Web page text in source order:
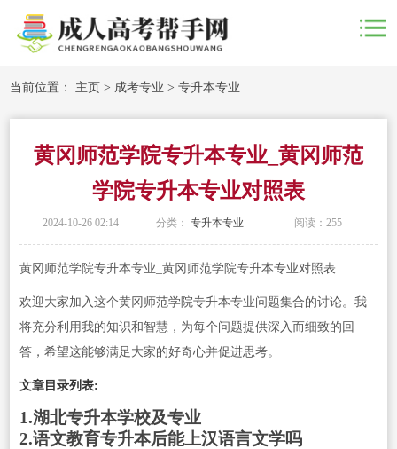
当前位置： 主页 > 成考专业 >专升本专业
黄冈师范学院专升本专业_黄冈师范
学院专升本专业对照表
2024-10-26 02:14 分类：专升本专业 阅读：255
黄冈师范学院专升本专业_黄冈师范学院专升本专业对照表
欢迎大家加入这个黄冈师范学院专升本专业问题集合的讨论。我
将充分利用我的知识和智慧，为每个问题提供深入而细致的回
答，希望这能够满足大家的好奇心并促进思考。
文章目录列表:
1.湖北专升本学校及专业
2.语文教育专升本后能上汉语言文学吗